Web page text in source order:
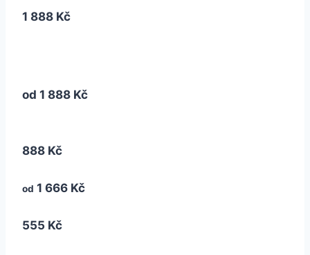
1 888 Kč
od 1 888 Kč
888 Kč
od 1 666 Kč
555 Kč